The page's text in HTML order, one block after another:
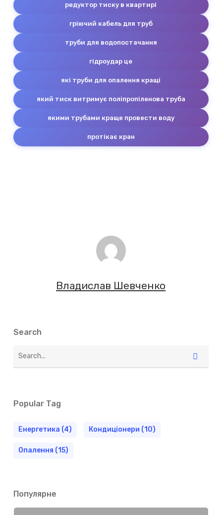
редуктор тиску в квартирі
гріючий кабель для труб
труби для водопостачання
гідроудар це
які труби для опалення кращі
який тиск витримує поліпропіленова труба
якими трубами краще провести воду
протікає кран
Владислав Шевченко
Search
Popular Tag
Енергетика (4) Кондиціонери (10)
Опалення (15)
Популярне